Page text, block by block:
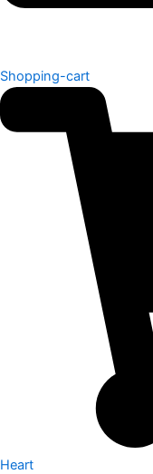
Shopping-cart
Heart